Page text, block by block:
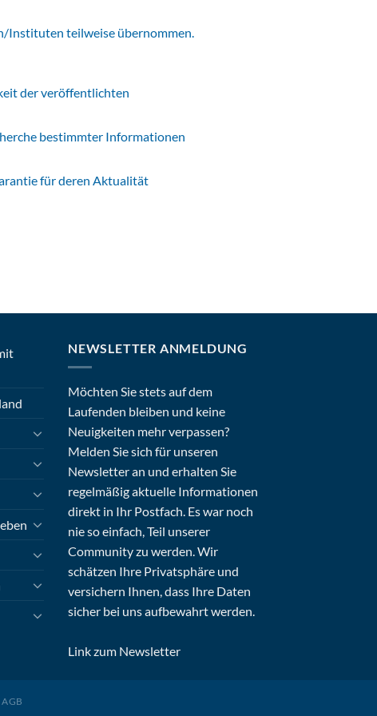
Instituten teilweise übernommen.
der veröffentlichten
bestimmter Informationen
für deren Aktualität
NEWSLETTER ANMELDUNG
Möchten Sie stets auf dem
Laufenden bleiben und keine
Neuigkeiten mehr verpassen?
Melden Sie sich für unseren
Newsletter an und erhalten Sie
regelmäßig aktuelle Informationen
direkt in Ihr Postfach. Es war noch
nie so einfach, Teil unserer
Community zu werden. Wir
schätzen Ihre Privatsphäre und
versichern Ihnen, dass Ihre Daten
sicher bei uns aufbewahrt werden.
Link zum Newsletter
AGB